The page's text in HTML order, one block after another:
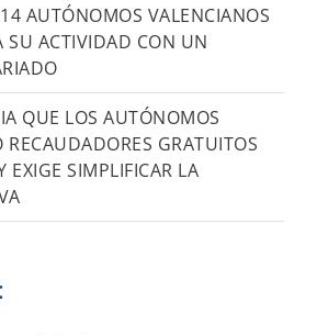
AUTÓNOMOS VALENCIANOS
SU ACTIVIDAD CON UN
QUE LOS AUTÓNOMOS
GRATUITOS
EXIGE SIMPLIFICAR LA